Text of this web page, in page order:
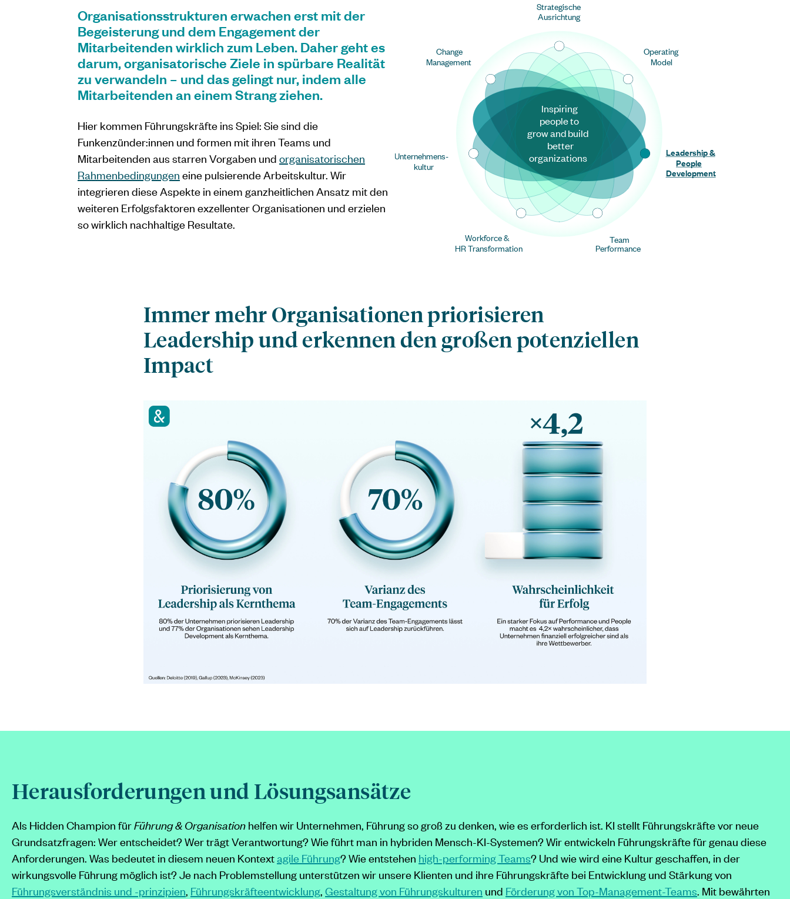
Organisationsstrukturen erwachen erst mit der
Begeisterung und dem Engagement der
Mitarbeitenden wirklich zum Leben. Daher geht es
darum, organisatorische Ziele in spürbare Realität
zu verwandeln – und das gelingt nur, indem alle
Mitarbeitenden an einem Strang ziehen.
Hier kommen Führungskräfte ins Spiel: Sie sind die
Funkenzünder:innen und formen mit ihren Teams und
Mitarbeitenden aus starren Vorgaben und organisatorischen
Rahmenbedingungen eine pulsierende Arbeitskultur. Wir
integrieren diese Aspekte in einem ganzheitlichen Ansatz mit den
weiteren Erfolgsfaktoren exzellenter Organisationen und erzielen
so wirklich nachhaltige Resultate.
Change
Management
Team
Performance
Leadership &
People
Development
Workforce &
HR Transformation
Operating
Model
Inspiring
people to
grow and build
better
organizations
Strategische
Ausrichtung
Unternehmens-
kultur
Immer mehr Organisationen priorisieren
Leadership und erkennen den großen potenziellen
Impact
Herausforderungen und Lösungsansätze
Als Hidden Champion fürFührung & Organisation helfen wir Unternehmen, Führung so groß zu denken, wie es erforderlich ist. KI stellt Führungskräfte vor neue
Grundsatzfragen: Wer entscheidet? Wer trägt Verantwortung? Wie führt man in hybriden Mensch-KI-Systemen? Wir entwickeln Führungskräfte für genau diese
Anforderungen. Was bedeutet in diesem neuen Kontextagile Führung? Wie entstehen high-performing Teams? Und wie wird eine Kultur geschaffen, in der
wirkungsvolle Führung möglich ist? Je nach Problemstellung unterstützen wir unsere Klienten und ihre Führungskräfte bei Entwicklung und Stärkung von
Führungsverständnis und -prinzipien, Führungskräfteentwicklung, Gestaltung von Führungskulturen und Förderung von Top-Management-Teams. Mit bewährten